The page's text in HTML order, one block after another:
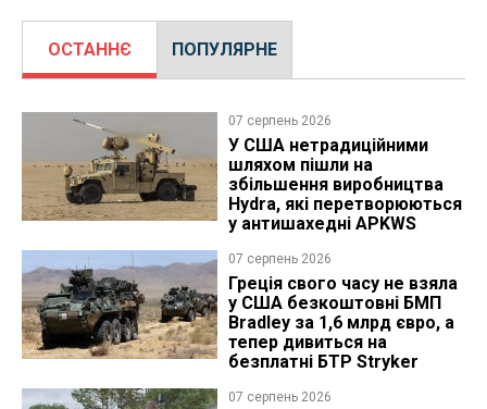
ОСТАННЄ ПОПУЛЯРНЕ
07 серпень 2026
У США нетрадиційними
шляхом пішли на
збільшення виробництва
Hydra, які перетворюються
у антишахедні APKWS
07 серпень 2026
Греція свого часу не взяла
у США безкоштовні БМП
Bradley за 1,6 млрд євро, а
тепер дивиться на
безплатні БТР Stryker
07 серпень 2026